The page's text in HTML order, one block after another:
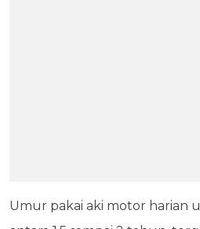
Umur pakai aki motor harian